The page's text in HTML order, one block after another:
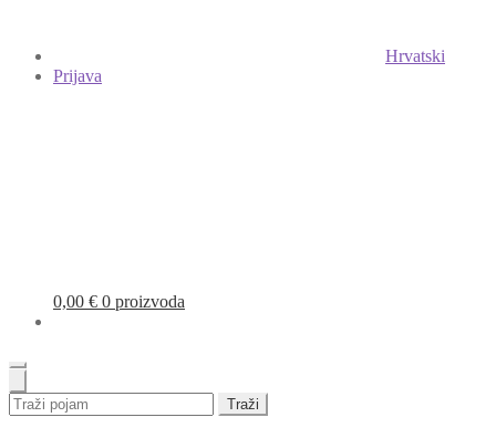
Hrvatski
Prijava
0,00 € 0 proizvoda
Traži